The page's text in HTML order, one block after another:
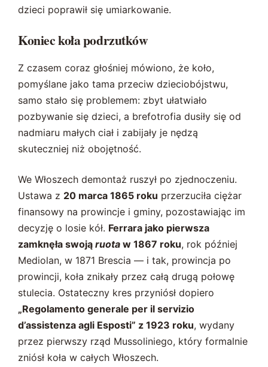
dzieci poprawił się umiarkowanie.
Koniec koła podrzutków
Z czasem coraz głośniej mówiono, że koło,
pomyślane jako tama przeciw dzieciobójstwu,
samo stało się problemem: zbyt ułatwiało
pozbywanie się dzieci, a brefotrofia dusiły się od
nadmiaru małych ciał i zabijały je nędzą
skuteczniej niż obojętność.
We Włoszech demontaż ruszył po zjednoczeniu.
Ustawa z 20 marca 1865 roku przerzuciła ciężar
finansowy na prowincje i gminy, pozostawiając im
decyzję o losie kół. Ferrara jako pierwsza
zamknęła swoją ruota w 1867 roku, rok później
Mediolan, w 1871 Brescia — i tak, prowincja po
prowincji, koła znikały przez całą drugą połowę
stulecia. Ostateczny kres przyniósł dopiero
„Regolamento generale per il servizio
d’assistenza agli Esposti” z 1923 roku, wydany
przez pierwszy rząd Mussoliniego, który formalnie
zniósł koła w całych Włoszech.